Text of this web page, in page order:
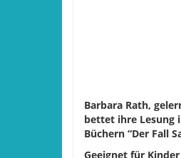
Barbara Rath,
bettet ihre Lesung
Büchern “Der Fall
Geeignet für